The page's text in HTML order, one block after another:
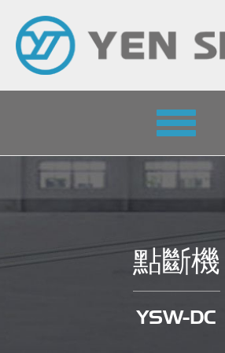
Toggle
navigation
點斷機
YSW-DC